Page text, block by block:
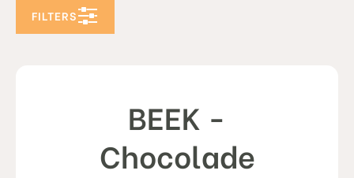
FILTERS
BEEK -
Chocolade